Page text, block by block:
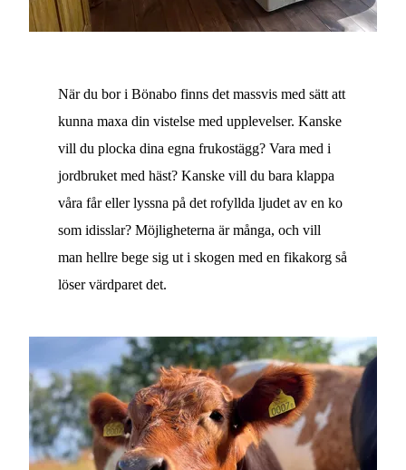
När du bor i Bönabo finns det massvis med sätt att
kunna maxa din vistelse med upplevelser. Kanske
vill du plocka dina egna frukostägg? Vara med i
jordbruket med häst? Kanske vill du bara klappa
våra får eller lyssna på det rofyllda ljudet av en ko
som idisslar? Möjligheterna är många, och vill
man hellre bege sig ut i skogen med en fikakorg så
löser värdparet det.